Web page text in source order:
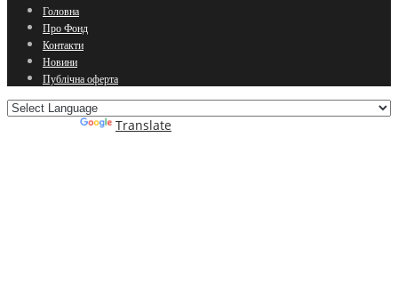
Головна
Про Фонд
Контакти
Новини
Публічна оферта
Translate